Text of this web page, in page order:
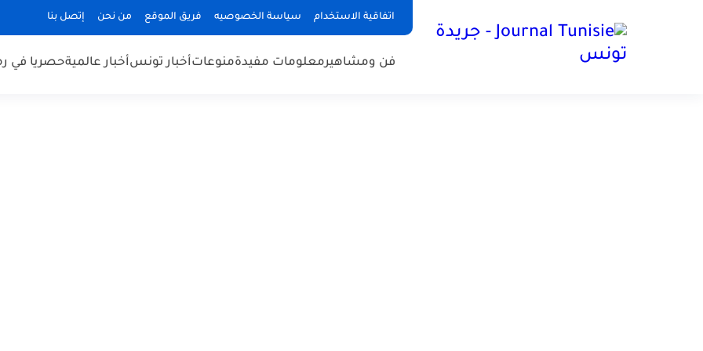
اتفاقية الاستخدام سياسة الخصوصيه فريق الموقع من نحن إتصل بنا
فن ومشاهيرمعلومات مفيدةمنوعاتأخبار تونسأخبار عالميةحصريا في